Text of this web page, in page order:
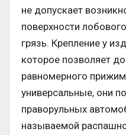
не допускает
поверхности
грязь. Крепление у
которое позволяет
равномерного
универсальные, они
праворульных
называемой